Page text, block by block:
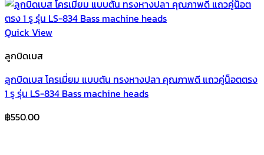
Quick View
ลูกบิดเบส
ลูกบิดเบส โครเมี่ยม แบบตัน ทรงหางปลา คุณภาพดี แถวคู่น็อตตรง
1 รู รุ่น LS-834 Bass machine heads
฿550.00